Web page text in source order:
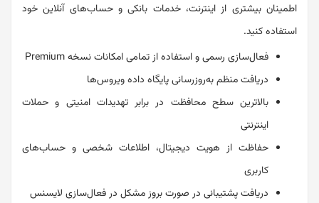
اطمینان بیشتری از اینترنت، خدمات بانکی و حساب‌های آنلاین خود
استفاده کنید.
فعال‌سازی رسمی و استفاده از تمامی امکانات نسخه Premium
دریافت منظم به‌روزرسانی پایگاه داده ویروس‌ها
بالاترین سطح محافظت در برابر تهدیدات امنیتی و حملات
اینترنتی
حفاظت از هویت دیجیتال، اطلاعات شخصی و حساب‌های
کاربری
دریافت پشتیبانی در صورت بروز مشکل در فعال‌سازی لایسنس